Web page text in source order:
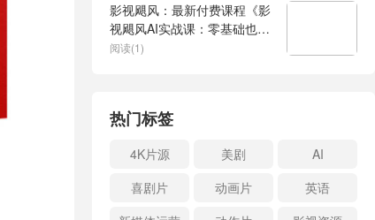
影视飓风：最新付费课程《影
视飓风AI实战课：零基础也能
做AI视频》
阅读(1)
热门标签
4K片源 美剧
AI
喜剧片
动画片
英语